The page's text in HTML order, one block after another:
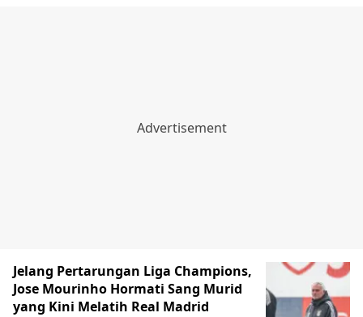
Jelang Pertarungan Liga Champions,
Jose Mourinho Hormati Sang Murid
yang Kini Melatih Real Madrid